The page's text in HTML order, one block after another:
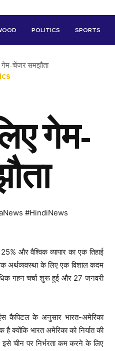
POLITICS SPORTS
गेम-चेंजर समझौता
गेम-
#HindiNews
और वैश्विक व्यापार का एक तिहाई
अर्थव्यवस्था के लिए एक विशाल कदम
गहन चर्चा शुरू हुई और 27 जनवरी
कैपिटल के अनुसार भारत-अमेरिका
क्योंकि भारत अमेरिका को निर्यात की
चीन पर निर्भरता कम करने के लिए